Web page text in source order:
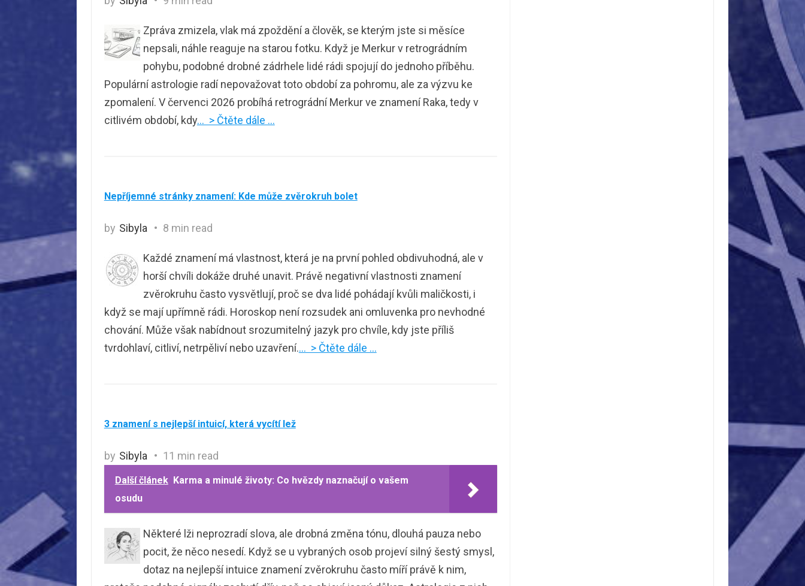
Zpráva zmizela, vlak má zpoždění a člověk, se kterým jste si měsíce
nepsali, náhle reaguje na starou fotku. Když je Merkur v retrográdním
pohybu, podobné drobné zádrhele lidé rádi spojují do jednoho příběhu.
Populární astrologie radí nepovažovat toto období za pohromu, ale za výzvu ke
zpomalení. V červenci 2026 probíhá retrográdní Merkur ve znamení Raka, tedy v
citlivém období, kdy… > Čtěte dále …
Nepříjemné stránky znamení: Kde může zvěrokruh bolet
by Sibyla 8 min read
Každé znamení má vlastnost, která je na první pohled obdivuhodná, ale v
horší chvíli dokáže druhé unavit. Právě negativní vlastnosti znamení
zvěrokruhu často vysvětlují, proč se dva lidé pohádají kvůli maličkosti, i
když se mají upřímně rádi. Horoskop není rozsudek ani omluvenka pro nevhodné
chování. Může však nabídnout srozumitelný jazyk pro chvíle, kdy jste příliš
tvrdohlaví, citliví, netrpěliví nebo uzavření.… > Čtěte dále …
3 znamení s nejlepší intuicí, která vycítí lež
by Sibyla 11 min read
Další článek Karma a minulé životy: Co hvězdy naznačují o vašem
osudu
Některé lži neprozradí slova, ale drobná změna tónu, dlouhá pauza nebo
pocit, že něco nesedí. Když se u vybraných osob projeví silný šestý smysl,
dotaz na nejlepší intuice znamení zvěrokruhu často míří právě k nim,